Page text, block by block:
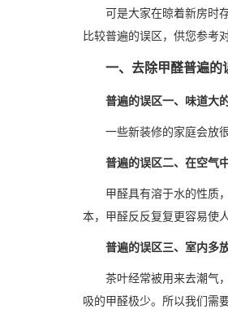
可是大家在晾着新房时
比较普遍的误区，供您参考对
一、去除甲醛普遍的
普遍的误区一、味道大
一些新装修的家庭会放
普遍的误区二、在空气
甲醛具有溶于水的性质
本，甲醛反反复复更容易使
普遍的误区三、室内多
茶叶经常被用来去潮气
吸的甲醛极少。所以我们需